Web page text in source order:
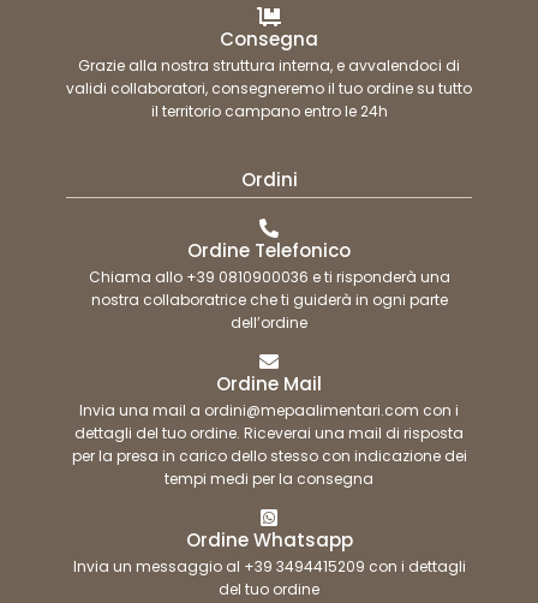
Consegna
Grazie alla nostra struttura interna, e avvalendoci di
validi collaboratori, consegneremo il tuo ordine su tutto
il territorio campano entro le 24h
Ordini
Ordine Telefonico
Chiama allo +39 0810900036 e ti risponderà una
nostra collaboratrice che ti guiderà in ogni parte
dell’ordine
Ordine Mail
Invia una mail a ordini@mepaalimentari.com con i
dettagli del tuo ordine. Riceverai una mail di risposta
per la presa in carico dello stesso con indicazione dei
tempi medi per la consegna
Ordine Whatsapp
Invia un messaggio al +39 3494415209 con i dettagli
del tuo ordine